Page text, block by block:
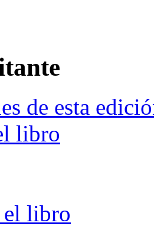
de esta
libro
libro